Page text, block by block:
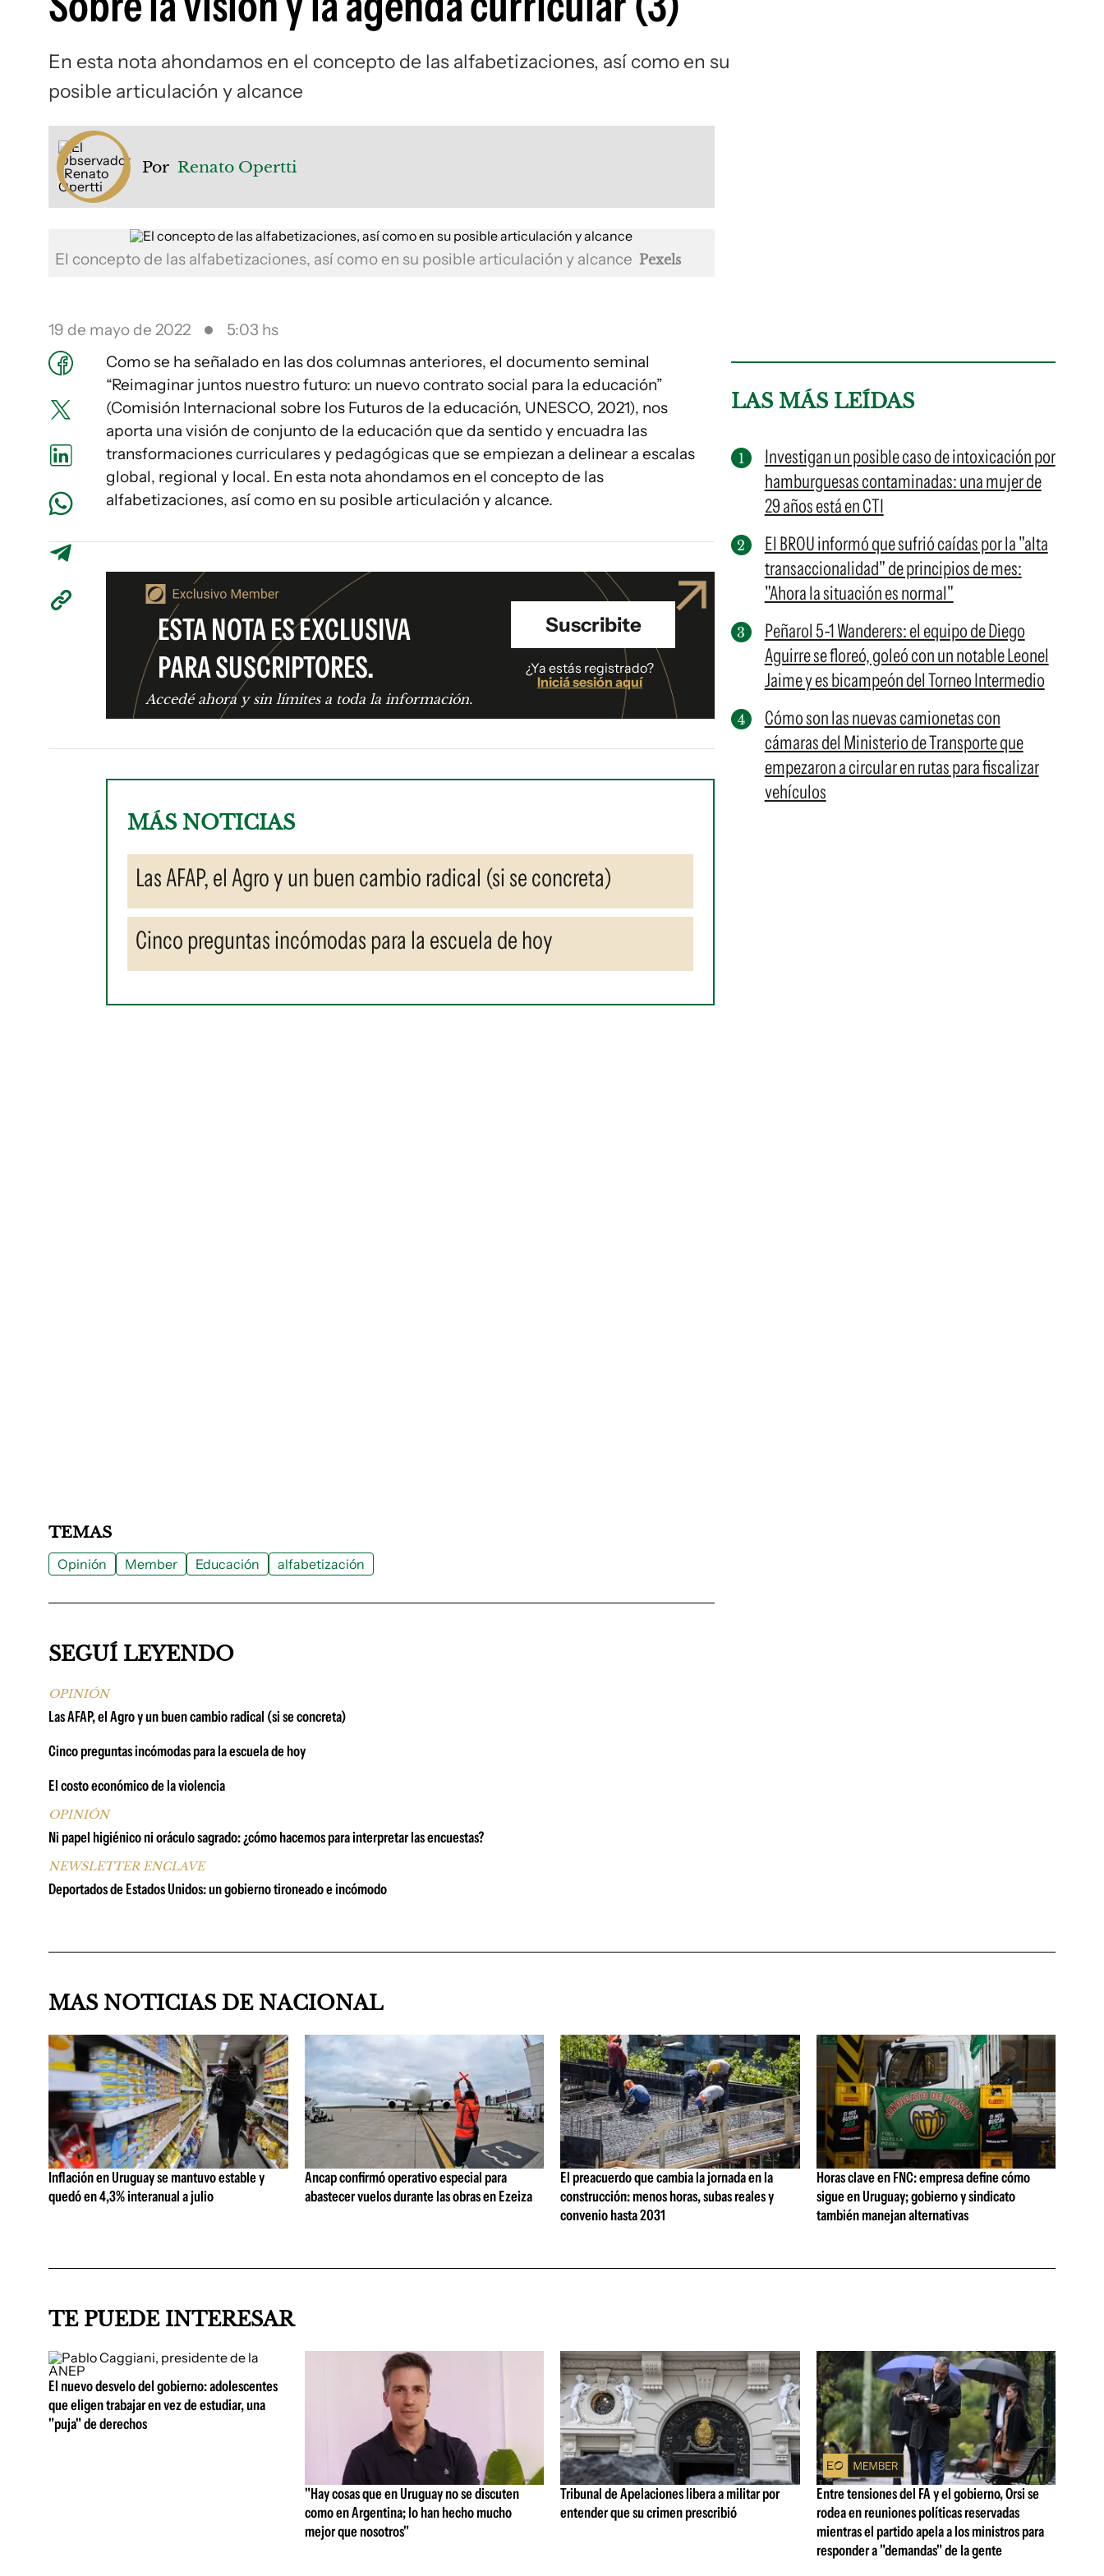
En esta nota ahondamos en el concepto de las alfabetizaciones, así como en su
posible articulación y alcance
Por Renato Opertti
El concepto de las alfabetizaciones, así como en su posible articulación y alcance Pexels
19 de mayo de 2022
5:03 hs
Como se ha señalado en las dos columnas anteriores, el documento seminal
“Reimaginar juntos nuestro futuro: un nuevo contrato social para la educación”
(Comisión Internacional sobre los Futuros de la educación, UNESCO, 2021), nos
aporta una visión de conjunto de la educación que da sentido y encuadra las
transformaciones curriculares y pedagógicas que se empiezan a delinear a escalas
global, regional y local. En esta nota ahondamos en el concepto de las
alfabetizaciones, así como en su posible articulación y alcance.
ESTA NOTA ES EXCLUSIVA
PARA SUSCRIPTORES.
Accedé ahora y sin límites a toda la información.
Suscribite
¿Ya estás registrado?
Iniciá sesión aquí
MÁS NOTICIAS
Las AFAP, el Agro y un buen cambio radical (si se concreta)
Cinco preguntas incómodas para la escuela de hoy
LAS MÁS LEÍDAS
Investigan un posible caso de intoxicación por
hamburguesas contaminadas: una mujer de
29 años está en CTI
El BROU informó que sufrió caídas por la "alta
transaccionalidad" de principios de mes:
"Ahora la situación es normal"
Peñarol 5-1 Wanderers: el equipo de Diego
Aguirre se floreó, goleó con un notable Leonel
Jaime y es bicampeón del Torneo Intermedio
Cómo son las nuevas camionetas con
cámaras del Ministerio de Transporte que
empezaron a circular en rutas para fiscalizar
vehículos
TEMAS
Opinión Member Educación alfabetización
SEGUÍ LEYENDO
OPINIÓN
Las AFAP, el Agro y un buen cambio radical (si se concreta)
Cinco preguntas incómodas para la escuela de hoy
El costo económico de la violencia
OPINIÓN
Ni papel higiénico ni oráculo sagrado: ¿cómo hacemos para interpretar las encuestas?
NEWSLETTER ENCLAVE
Deportados de Estados Unidos: un gobierno tironeado e incómodo
MAS NOTICIAS DE NACIONAL
Inflación en Uruguay se mantuvo estable y
quedó en 4,3% interanual a julio
Ancap confirmó operativo especial para
abastecer vuelos durante las obras en Ezeiza
El preacuerdo que cambia la jornada en la
construcción: menos horas, subas reales y
convenio hasta 2031
Horas clave en FNC: empresa define cómo
sigue en Uruguay; gobierno y sindicato
también manejan alternativas
TE PUEDE INTERESAR
El nuevo desvelo del gobierno: adolescentes
que eligen trabajar en vez de estudiar, una
"puja" de derechos
"Hay cosas que en Uruguay no se discuten
como en Argentina; lo han hecho mucho
mejor que nosotros"
Tribunal de Apelaciones libera a militar por
entender que su crimen prescribió
Entre tensiones del FA y el gobierno, Orsi se
rodea en reuniones políticas reservadas
mientras el partido apela a los ministros para
responder a "demandas" de la gente